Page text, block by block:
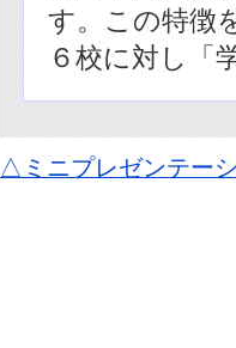
す。この特徴
６校に対し「
△ミニプレゼンテー